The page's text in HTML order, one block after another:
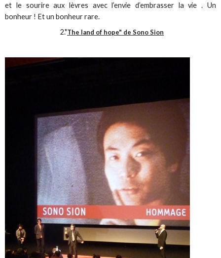
et le sourire aux lèvres avec l’envie d’embrasser la vie . Un
bonheur ! Et un bonheur rare.
2."The land of hope" de Sono Sion